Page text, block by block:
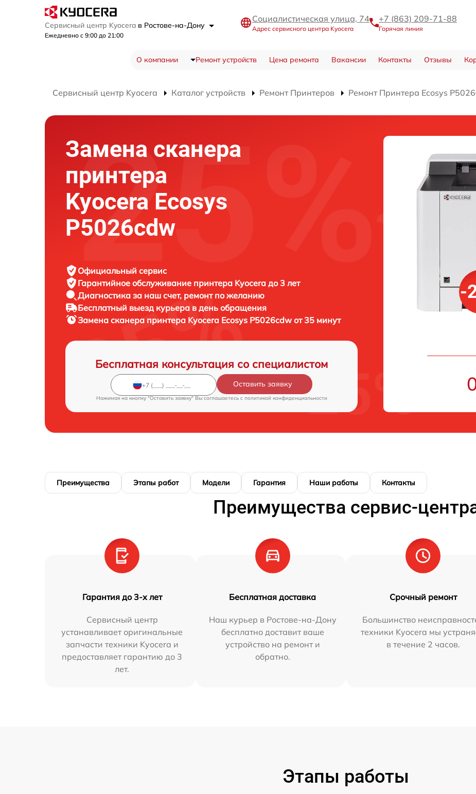
Сервисный центр Kyocera в Ростове-на-Дону
Ежедневно с 9:00 до 21:00
Социалистическая улица, 74
Адрес сервисного центра Kyocera
+7 (863) 209-71-88
Горячая линия
О компании Ремонт устройств Цена ремонта Вакансии Контакты Отзывы
Сервисный центр Kyocera Каталог устройств Ремонт Принтеров Ремонт Принтера Ecosys
Замена сканера
принтера
Kyocera Ecosys
P5026cdw
Официальный сервис
Гарантийное обслуживание принтера Kyocera до 3 лет
Диагностика за наш счет, ремонт по желанию
Бесплатный выезд курьера в день обращения
Замена сканера принтера Kyocera Ecosys P5026cdw от 35 минут
Бесплатная консультация со специалистом
Оставить заявку
Нажимая на кнопку "Оставить заявку" Вы соглашаетесь c политикой конфиденциальности
-
Преимущества Этапы работ Модели Гарантия Наши работы Контакты
Преимущества сервис-
Гарантия до 3-х лет
Сервисный центр
устанавливает оригинальные
запчасти техники Kyocera и
предоставляет гарантию до 3
лет.
Бесплатная доставка
Наш курьер в Ростове-на-Дону
бесплатно доставит ваше
устройство на ремонт и
обратно.
Срочный ремонт
Большинство
техники Kyocera мы
в течение 2 часов.
Этапы работы